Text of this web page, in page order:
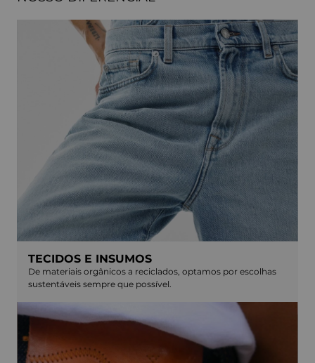
TECIDOS E INSUMOS
De materiais orgânicos a reciclados, optamos por escolhas
sustentáveis sempre que possível.